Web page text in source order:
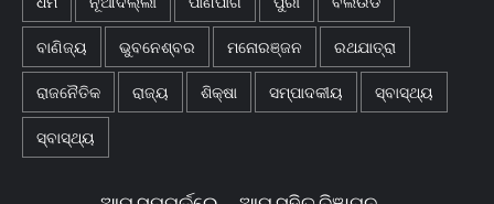
ବାଣିଜ୍ୟ ଭୁବନେଶ୍ବର ମନୋରଞ୍ଜନ ରଥଯାତ୍ରା
ରାଜନୈତିକ ରାଜ୍ୟ ଶିକ୍ଷା ସମ୍ପାଦକୀୟ ସ୍ବାସ୍ଥ୍ୟ
ସ୍ବାସ୍ଥ୍ୟ